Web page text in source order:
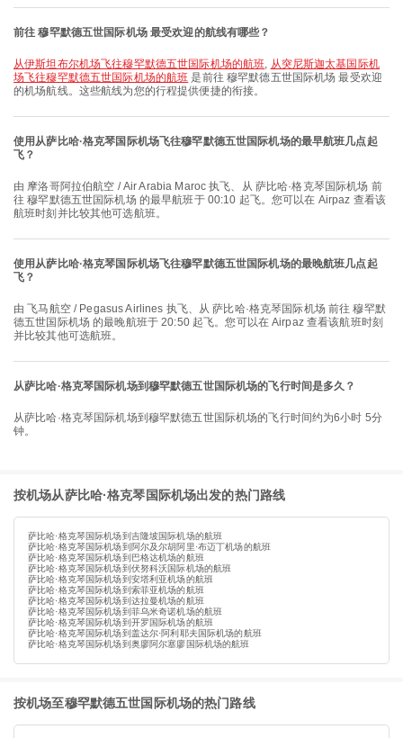
前往 穆罕默德五世国际机场 最受欢迎的航线有哪些？
从伊斯坦布尔机场飞往穆罕默德五世国际机场的航班, 从突尼斯迦太基国际机
场飞往穆罕默德五世国际机场的航班 是前往 穆罕默德五世国际机场 最受欢迎
的机场航线。这些航线为您的行程提供便捷的衔接。
使用从萨比哈·格克琴国际机场飞往穆罕默德五世国际机场的最早航班几点起
飞？
由 摩洛哥阿拉伯航空 / Air Arabia Maroc 执飞、从 萨比哈·格克琴国际机场 前
往 穆罕默德五世国际机场 的最早航班于 00:10 起飞。您可以在 Airpaz 查看该
航班时刻并比较其他可选航班。
使用从萨比哈·格克琴国际机场飞往穆罕默德五世国际机场的最晚航班几点起
飞？
由 飞马航空 / Pegasus Airlines 执飞、从 萨比哈·格克琴国际机场 前往 穆罕默
德五世国际机场 的最晚航班于 20:50 起飞。您可以在 Airpaz 查看该航班时刻
并比较其他可选航班。
从萨比哈·格克琴国际机场到穆罕默德五世国际机场的飞行时间是多久？
从萨比哈·格克琴国际机场到穆罕默德五世国际机场的飞行时间约为6小时 5分
钟。
按机场从萨比哈·格克琴国际机场出发的热门路线
萨比哈·格克琴国际机场到吉隆坡国际机场的航班
萨比哈·格克琴国际机场到阿尔及尔胡阿里·布迈丁机场的航班
萨比哈·格克琴国际机场到巴格达机场的航班
萨比哈·格克琴国际机场到伏努科沃国际机场的航班
萨比哈·格克琴国际机场到安塔利亚机场的航班
萨比哈·格克琴国际机场到索菲亚机场的航班
萨比哈·格克琴国际机场到达拉曼机场的航班
萨比哈·格克琴国际机场到菲乌米奇诺机场的航班
萨比哈·格克琴国际机场到开罗国际机场的航班
萨比哈·格克琴国际机场到盖达尔·阿利耶夫国际机场的航班
萨比哈·格克琴国际机场到奥廖阿尔塞廖国际机场的航班
按机场至穆罕默德五世国际机场的热门路线